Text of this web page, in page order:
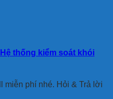
thống kiểm soát khói
miễn phí nhé. Hỏi & Trả lời